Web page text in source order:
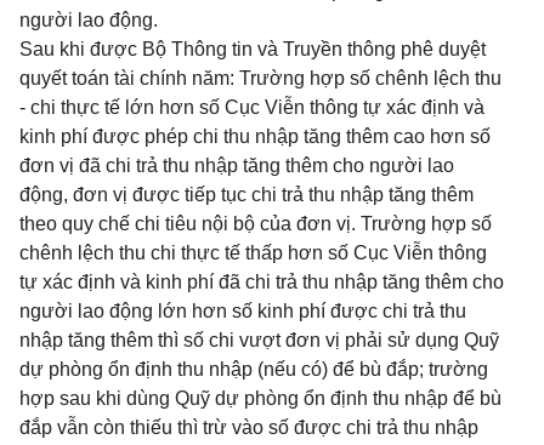
người lao động.
Sau khi được Bộ Thông tin và Truyền thông phê duyệt
quyết toán tài chính năm: Trường hợp số chênh lệch thu
- chi thực tế lớn hơn số Cục Viễn thông tự xác định và
kinh phí được phép chi thu nhập tăng thêm cao hơn số
đơn vị đã chi trả thu nhập tăng thêm cho người lao
động, đơn vị được tiếp tục chi trả thu nhập tăng thêm
theo quy chế chi tiêu nội bộ của đơn vị. Trường hợp số
chênh lệch thu chi thực tế thấp hơn số Cục Viễn thông
tự xác định và kinh phí đã chi trả thu nhập tăng thêm cho
người lao động lớn hơn số kinh phí được chi trả thu
nhập tăng thêm thì số chi vượt đơn vị phải sử dụng Quỹ
dự phòng ổn định thu nhập (nếu có) để bù đắp; trường
hợp sau khi dùng Quỹ dự phòng ổn định thu nhập để bù
đắp vẫn còn thiếu thì trừ vào số được chi trả thu nhập